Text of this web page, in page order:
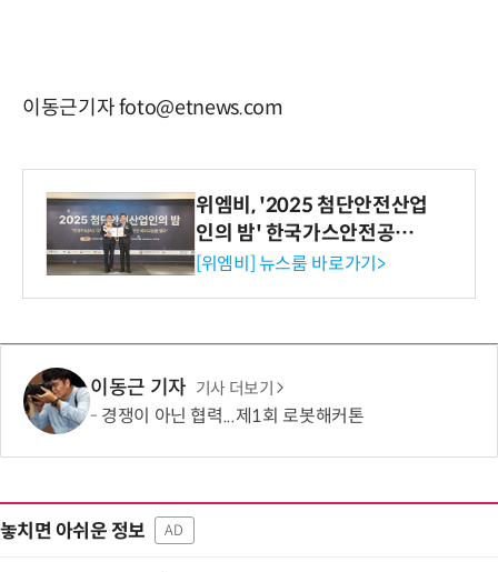
이동근기자 foto@etnews.com
위엠비, '2025 첨단안전산업
인의 밤' 한국가스안전공사
사장상 수상
[위엠비] 뉴스룸 바로가기>
이동근 기자 기사 더보기
경쟁이 아닌 협력...제1회 로봇해커톤
놓치면 아쉬운 정보 AD